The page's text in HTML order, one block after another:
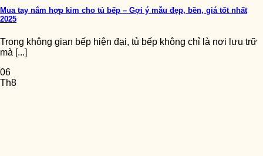
Mua tay nắm hợp kim cho tủ bếp – Gợi ý mẫu đẹp, bền, giá tốt nhất
2025
Trong không gian bếp hiện đại, tủ bếp không chỉ là nơi lưu trữ
mà [...]
06
Th8